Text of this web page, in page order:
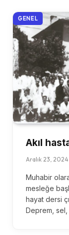
GENEL
Akıl
Aralık 23, 2024
Muhabir
mesleğe
hayat dersi
Deprem,